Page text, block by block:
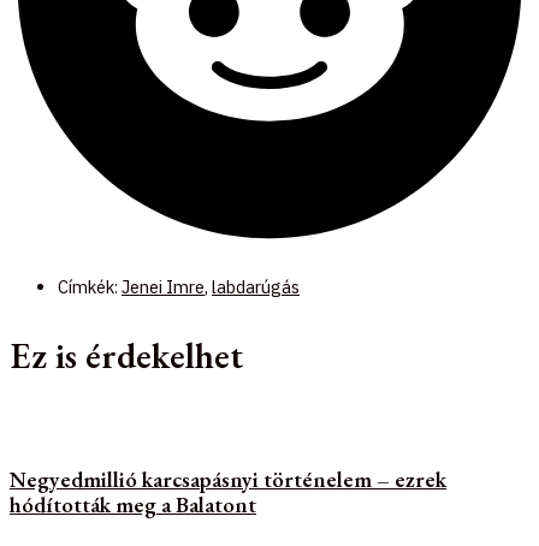
Címkék: Jenei Imre, labdarúgás
Ez is érdekelhet
Negyedmillió karcsapásnyi történelem – ezrek
hódították meg a Balatont